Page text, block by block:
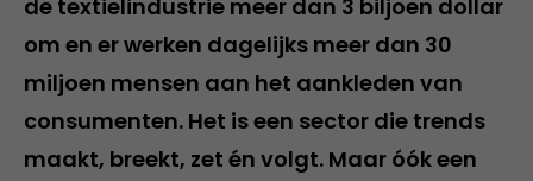
de textielindustrie meer dan 3 biljoen dollar
om en er werken dagelijks meer dan 30
miljoen mensen aan het aankleden van
consumenten. Het is een sector die trends
maakt, breekt, zet én volgt. Maar óók een